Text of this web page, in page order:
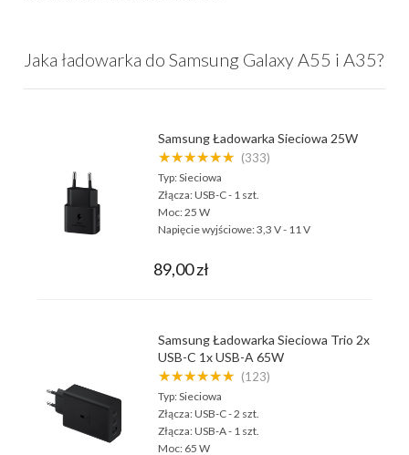
Jaka ładowarka do Samsung Galaxy A55 i A35?
Samsung Ładowarka Sieciowa 25W
★★★★★★ (333)
Typ:Sieciowa
Złącza:USB-C - 1 szt.
Moc:25 W
Napięcie wyjściowe:3,3 V - 11 V
89,00 zł
Samsung Ładowarka Sieciowa Trio 2x
USB-C 1x USB-A 65W
★★★★★★ (123)
Typ:Sieciowa
Złącza:USB-C - 2 szt.
Złącza:USB-A - 1 szt.
Moc: 65 W